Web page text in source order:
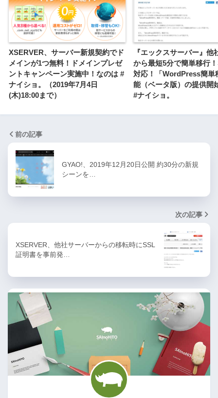
XSERVER、サーバー新規契約でド
メインが1つ無料！ドメインプレゼ
ントキャンペーン実施中！なのは #
ナイショ。（2019年7月4日
(木)18:00まで）
『エックスサーバー』他
から最短5分で簡単移行
対応！「WordPress簡単
能（ベータ版）の提供開
#ナイショ。
前の記事
GYAO!、2019年12月20日公開 約30分の新規
シーンを…
次の記事
XSERVER、他社サーバーからの移転時にSSL
証明書を事前発…